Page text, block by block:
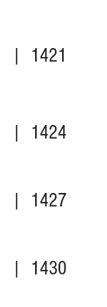
| 1421
| 1424
| 1427
| 1430